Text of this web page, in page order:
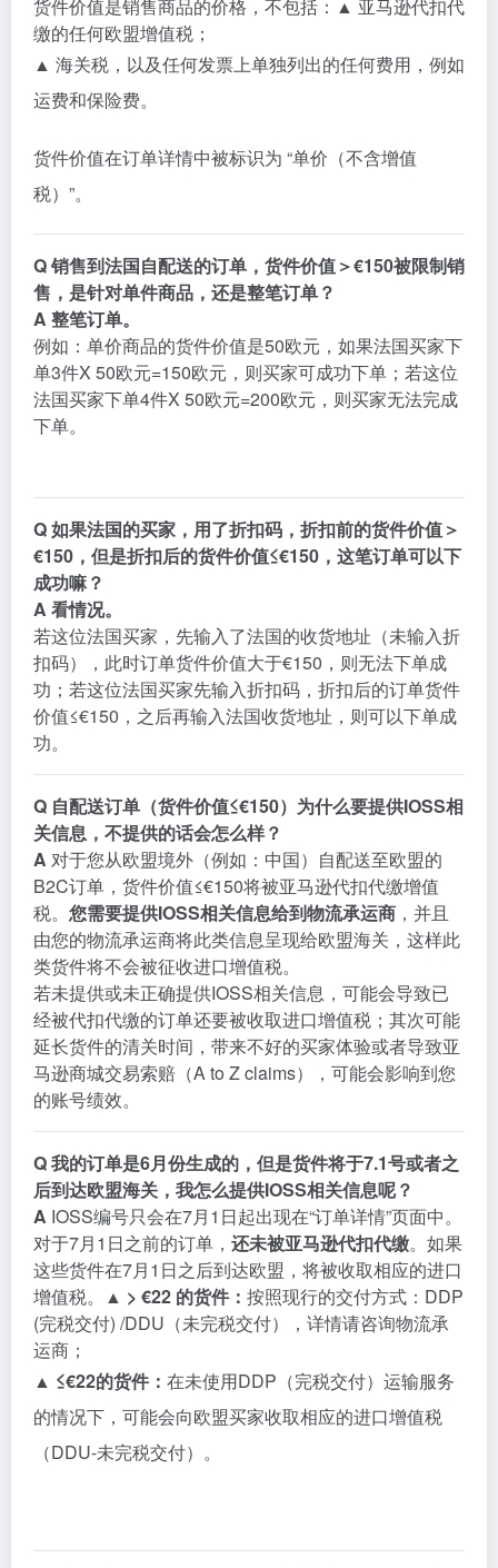
货件价值是销售商品的价格，不包括：▲ 亚马逊代扣代
缴的任何欧盟增值税；
▲ 海关税，以及任何发票上单独列出的任何费用，例如
运费和保险费。
货件价值在订单详情中被标识为 “单价（不含增值
税）”。
Q销售到法国自配送的订单，货件价值＞€150被限制销
售，是针对单件商品，还是整笔订单？
A 整笔订单。
例如：单价商品的货件价值是50欧元，如果法国买家下
单3件X 50欧元=150欧元，则买家可成功下单；若这位
法国买家下单4件X 50欧元=200欧元，则买家无法完成
下单。
Q如果法国的买家，用了折扣码，折扣前的货件价值＞
€150，但是折扣后的货件价值≤€150，这笔订单可以下
成功嘛？
A 看情况。
若这位法国买家，先输入了法国的收货地址（未输入折
扣码），此时订单货件价值大于€150，则无法下单成
功；若这位法国买家先输入折扣码，折扣后的订单货件
价值≤€150，之后再输入法国收货地址，则可以下单成
功。
Q 自配送订单（货件价值≤€150）为什么要提供IOSS相
关信息，不提供的话会怎么样？
A 对于您从欧盟境外（例如：中国）自配送至欧盟的
B2C订单，货件价值≤€150将被亚马逊代扣代缴增值
税。 您需要提供IOSS相关信息给到物流承运商 ，并且
由您的物流承运商将此类信息呈现给欧盟海关，这样此
类货件将不会被征收进口增值税。
若未提供或未正确提供IOSS相关信息，可能会导致已
经被代扣代缴的订单还要被收取进口增值税；其次可能
延长货件的清关时间，带来不好的买家体验或者导致亚
马逊商城交易索赔（A to Z claims），可能会影响到您
的账号绩效。
Q我的订单是6月份生成的，但是货件将于7.1号或者之
后到达欧盟海关，我怎么提供IOSS相关信息呢？
A IOSS编号只会在7月1日起出现在“订单详情”页面中。
对于7月1日之前的订单， 还未被亚马逊代扣代缴。如果
这些货件在7月1日之后到达欧盟，将被收取相应的进口
增值税。▲ > €22 的货件： 按照现行的交付方式：DDP
(完税交付) /DDU（未完税交付），详情请咨询物流承
运商；
▲ ≤€22的货件： 在未使用DDP（完税交付）运输服务
的情况下，可能会向欧盟买家收取相应的进口增值税
（DDU-未完税交付）。